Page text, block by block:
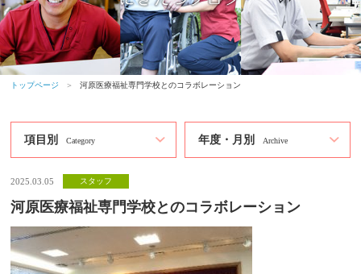
トップページ ＞ 河原医療福祉専門学校とのコラボレーション
項目別 Category 年度・月別 Archive
2025.03.05 スタッフ
河原医療福祉専門学校とのコラボレーション